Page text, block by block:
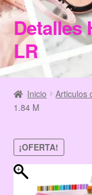
Ir
a
la
navegación
Ir
al
contenido
Detalles
LR
Inicio
Categories
Checkout
Home
Inicio Articulos
1.84 M
¡OFERTA!